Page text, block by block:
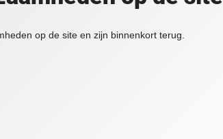
op de site en zijn binnenkort terug.